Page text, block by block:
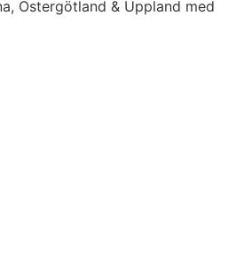
Östergötland & Uppland med